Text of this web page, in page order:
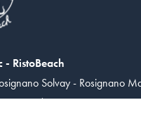
- RistoBeach
Solvay - Rosignano
/335 6653080